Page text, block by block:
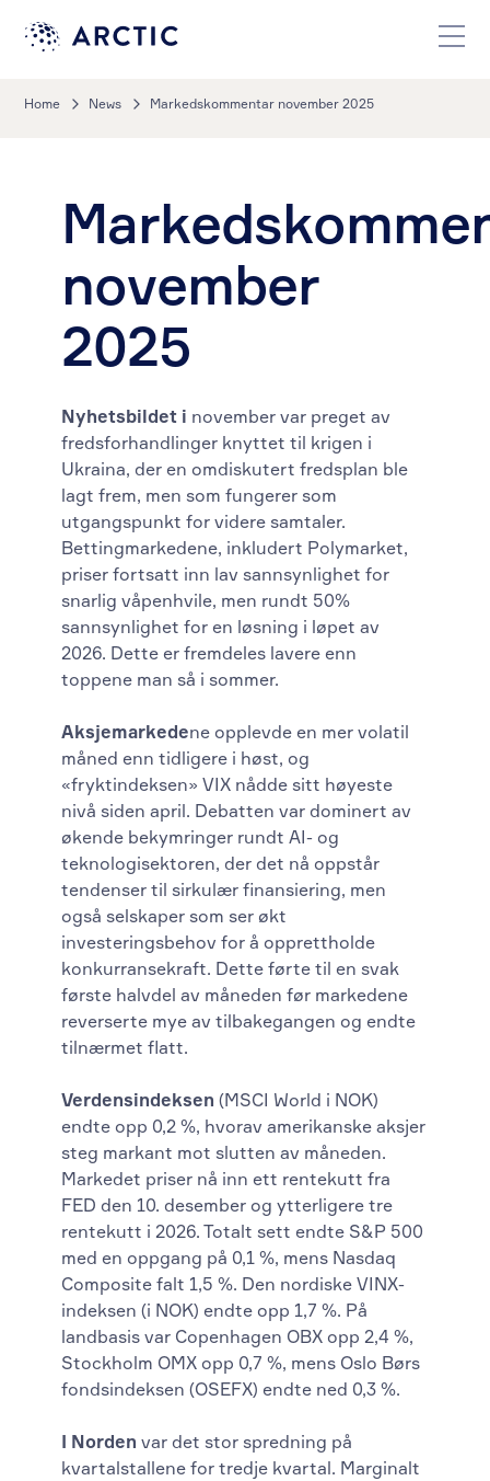
Home News Markedskommentar november 2025
november
2025
Nyhetsbildet i november var preget av
fredsforhandlinger knyttet til krigen i
Ukraina, der en omdiskutert fredsplan ble
lagt frem, men som fungerer som
utgangspunkt for videre samtaler.
Bettingmarkedene, inkludert Polymarket,
priser fortsatt inn lav sannsynlighet for
snarlig våpenhvile, men rundt 50%
sannsynlighet for en løsning i løpet av
2026. Dette er fremdeles lavere enn
toppene man så i sommer.
Aksjemarkedene opplevde en mer volatil
måned enn tidligere i høst, og
«fryktindeksen» VIX nådde sitt høyeste
nivå siden april. Debatten var dominert av
økende bekymringer rundt AI- og
teknologisektoren, der det nå oppstår
tendenser til sirkulær finansiering, men
også selskaper som ser økt
investeringsbehov for å opprettholde
konkurransekraft. Dette førte til en svak
første halvdel av måneden før markedene
reverserte mye av tilbakegangen og endte
tilnærmet flatt.
Verdensindeksen (MSCI World i NOK)
endte opp 0,2 %, hvorav amerikanske aksjer
steg markant mot slutten av måneden.
Markedet priser nå inn ett rentekutt fra
FED den 10. desember og ytterligere tre
rentekutt i 2026. Totalt sett endte S&P 500
med en oppgang på 0,1 %, mens Nasdaq
Composite falt 1,5 %. Den nordiske VINX-
indeksen (i NOK) endte opp 1,7 %. På
landbasis var Copenhagen OBX opp 2,4 %,
Stockholm OMX opp 0,7 %, mens Oslo Børs
fondsindeksen (OSEFX) endte ned 0,3 %.
I Nordenvar det stor spredning på
kvartalstallene for tredje kvartal. Marginalt